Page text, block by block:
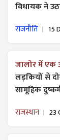
विधायक ने
राजनीति 15
जालोर में एक
लड़कियों से
सामूहिक
राजस्थान 23